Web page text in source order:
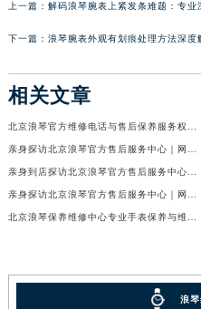
上一篇： 解码浪琴腕表上紧发条难题：专业
下一篇： 浪琴腕表外观有划痕处理方法深度
相关文章
浪